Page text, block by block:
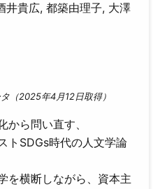
井貴広, 都築由理子, 大澤
（2025年4月12日取得）
から問い直す、
トSDGs時代の人文学論
を横断しながら、資本主